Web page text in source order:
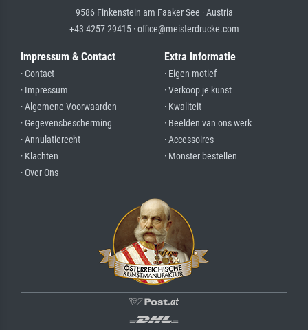
9586 Finkenstein am Faaker See · Austria
+43 4257 29415 · office@meisterdrucke.com
Impressum & Contact
· Contact
· Impressum
· Algemene Voorwaarden
· Gegevensbescherming
· Annulatierecht
· Klachten
· Over Ons
Extra Informatie
· Eigen motief
· Verkoop je kunst
· Kwaliteit
· Beelden van ons werk
· Accessoires
· Monster bestellen